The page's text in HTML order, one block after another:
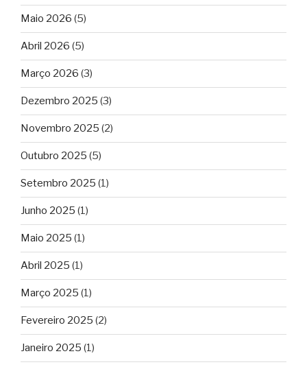
Maio 2026 (5)
Abril 2026 (5)
Março 2026 (3)
Dezembro 2025 (3)
Novembro 2025 (2)
Outubro 2025 (5)
Setembro 2025 (1)
Junho 2025 (1)
Maio 2025 (1)
Abril 2025 (1)
Março 2025 (1)
Fevereiro 2025 (2)
Janeiro 2025 (1)